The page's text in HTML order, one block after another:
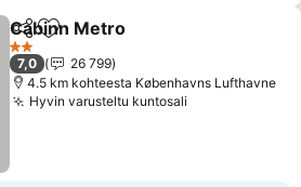
Jaa Lisää suosikkeihin
Cabinn Metro
2 Tähtiluokitus
7,0
26 799
4.5 km kohteesta Københavns Lufthavne
Hyvin varusteltu kuntosali